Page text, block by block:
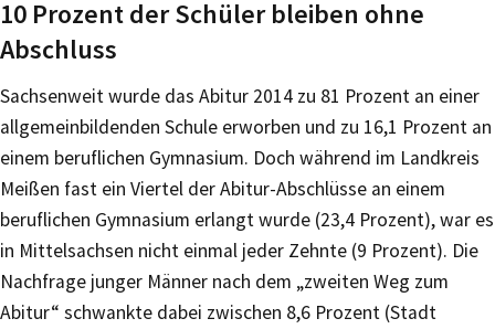
10 Prozent der Schüler bleiben ohne
Abschluss
Sachsenweit wurde das Abitur 2014 zu 81 Prozent an einer
allgemeinbildenden Schule erworben und zu 16,1 Prozent an
einem beruflichen Gymnasium. Doch während im Landkreis
Meißen fast ein Viertel der Abitur-Abschlüsse an einem
beruflichen Gymnasium erlangt wurde (23,4 Prozent), war es
in Mittelsachsen nicht einmal jeder Zehnte (9 Prozent). Die
Nachfrage junger Männer nach dem „zweiten Weg zum
Abitur“ schwankte dabei zwischen 8,6 Prozent (Stadt